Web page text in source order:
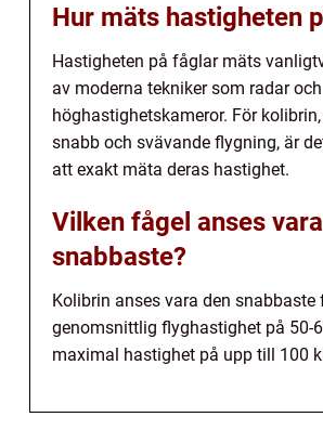
Hur mäts hastigheten
Hastigheten på fåglar mäts
av moderna tekniker som radar och
höghastighetskameror. För
snabb och svävande flygning, är
att exakt mäta deras hastighet.
Vilken fågel anses
snabbaste?
Kolibrin anses vara den snabbaste
genomsnittlig flyghastighet på 50-
maximal hastighet på upp till 100